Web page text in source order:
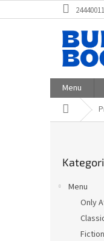
na
Menu
Domů
kategorie
Menu
Only
Fiction